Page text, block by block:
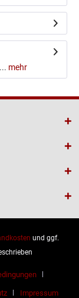
mehr
und ggf.
Impressum